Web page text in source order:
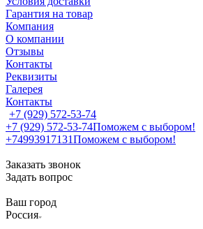
Гарантия на товар
Компания
О компании
Отзывы
Контакты
Реквизиты
Галерея
Контакты
+7 (929) 572-53-74
+7 (929) 572-53-74Поможем с выбором!
+74993917131Поможем с выбором!
Заказать звонок
Задать вопрос
Ваш город
Россия